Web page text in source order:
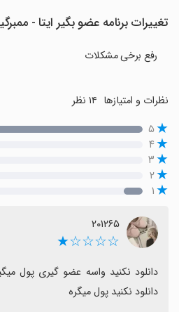
تغییرات برنامه عضو بگیر ایتا -
رفع برخی مشکلات
نظرات و امتیازها
۵
۴
۳
۲
۱
۲۰۱۲۶۵
☆☆☆☆★
دانلود نکنید پول میگره